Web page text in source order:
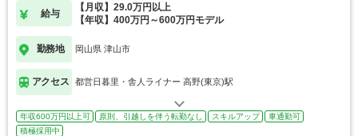
給与
【月収】29.0万円以上
【年収】400万円～600万円モデル
勤務地 岡山県 津山市
アクセス 都営日暮里・舎人ライナー 高野(東京)駅
年収600万円以上可 原則、引越しを伴う転勤なし スキルアップ
車通勤可
積極採用中